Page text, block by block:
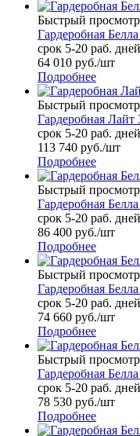
Быстрый просмотр
Гардеробная
срок 5-20 раб. дней
64 010 руб./шт
Подробнее
Быстрый просмотр
Гардеробная Лайт
срок 5-20 раб. дней
113 740 руб./шт
Подробнее
Быстрый просмотр
Гардеробная
срок 5-20 раб. дней
86 400 руб./шт
Подробнее
Быстрый просмотр
Гардеробная
срок 5-20 раб. дней
74 660 руб./шт
Подробнее
Быстрый просмотр
Гардеробная
срок 5-20 раб. дней
78 530 руб./шт
Подробнее